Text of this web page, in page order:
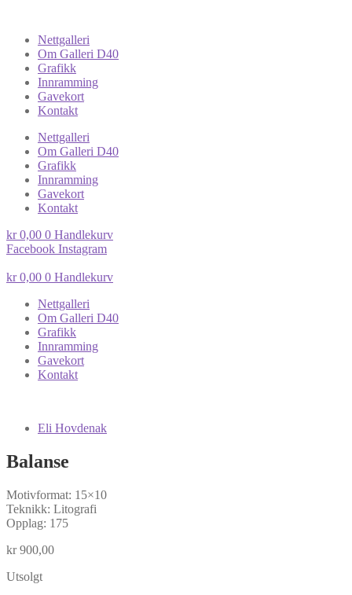
Nettgalleri
Om Galleri D40
Grafikk
Innramming
Gavekort
Kontakt
Nettgalleri
Om Galleri D40
Grafikk
Innramming
Gavekort
Kontakt
kr0,00 0 Handlekurv
Facebook Instagram
kr0,00 0 Handlekurv
Nettgalleri
Om Galleri D40
Grafikk
Innramming
Gavekort
Kontakt
Eli Hovdenak
Balanse
Motivformat: 15×10
Teknikk: Litografi
Opplag: 175
kr900,00
Utsolgt